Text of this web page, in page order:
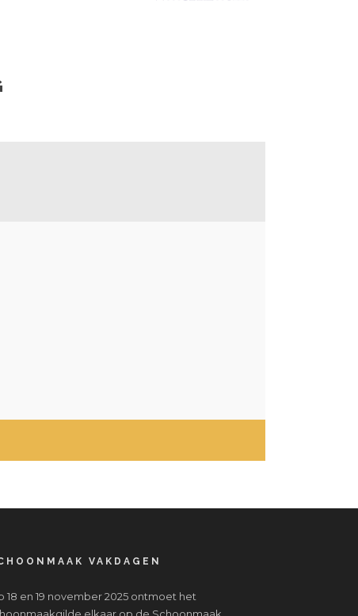
VAKDAGEN
18 en 19 november 2025 ontmoet het